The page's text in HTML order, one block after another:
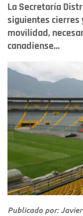
La Secretaría
siguientes cierres
movilidad,
canadiense...
Publicado por: